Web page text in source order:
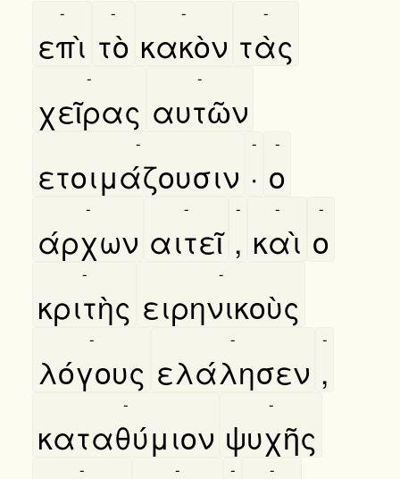
επὶ
-
τὸ
-
κακὸν
-
τὰς
-
χεῖρας
-
αυτῶν
-
ετοιμάζουσιν
-
·
-
ο
-
άρχων
-
αιτεῖ
-
,
-
καὶ
-
ο
-
κριτὴς
-
ειρηνικοὺς
-
λόγους
-
ελάλησεν
-
,
-
καταθύμιον
-
ψυχῆς
-
- - - -